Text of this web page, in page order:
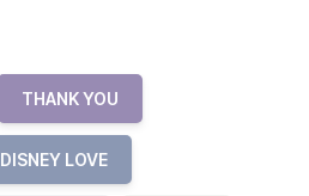
THANK YOU
DISNEY LOVE